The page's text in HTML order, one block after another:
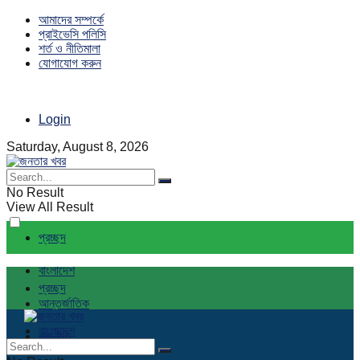
আমাদের সম্পর্কে
প্রাইভেসি পলিসি
শর্ত ও নীতিমালা
যোগাযোগ করুন
Login
Saturday, August 8, 2026
No Result
View All Result
প্রচ্ছদ
বাংলাদেশ
আন্তর্জাতিক
রাজনীতি
প্রচ্ছদ
বাংলাদেশ